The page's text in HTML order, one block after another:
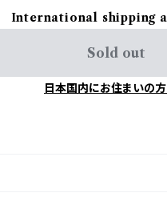
International shipping
Sold out
日本国内にお住まいの